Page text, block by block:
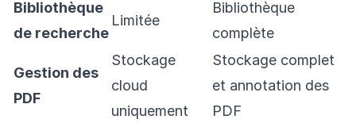
Bibliothèque
de recherche
Limitée
Bibliothèque
complète
Gestion des
PDF
Stockage
cloud
uniquement
Stockage complet
et annotation des
PDF